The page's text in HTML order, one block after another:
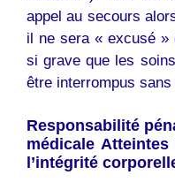
appel au secours
il ne sera « excusé »
si grave que les
être interrompus
Responsabilité
médicale
l’intégrité